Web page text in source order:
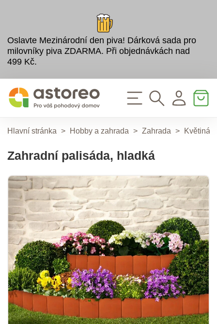
Oslavte Mezinárodní den piva! Dárková sada pro
milovníky piva ZDARMA. Při objednávkách nad
499 Kč.
Hlavní stránka > Hobby a zahrada > Zahrada >
Zahradní palisáda, hladká